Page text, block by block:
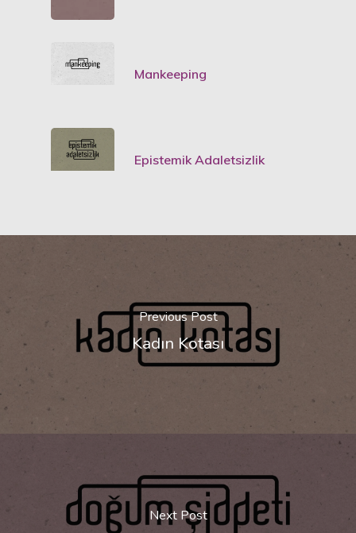
Mankeeping
Epistemik Adaletsizlik
Previous Post
Kadın Kotası
Next Post